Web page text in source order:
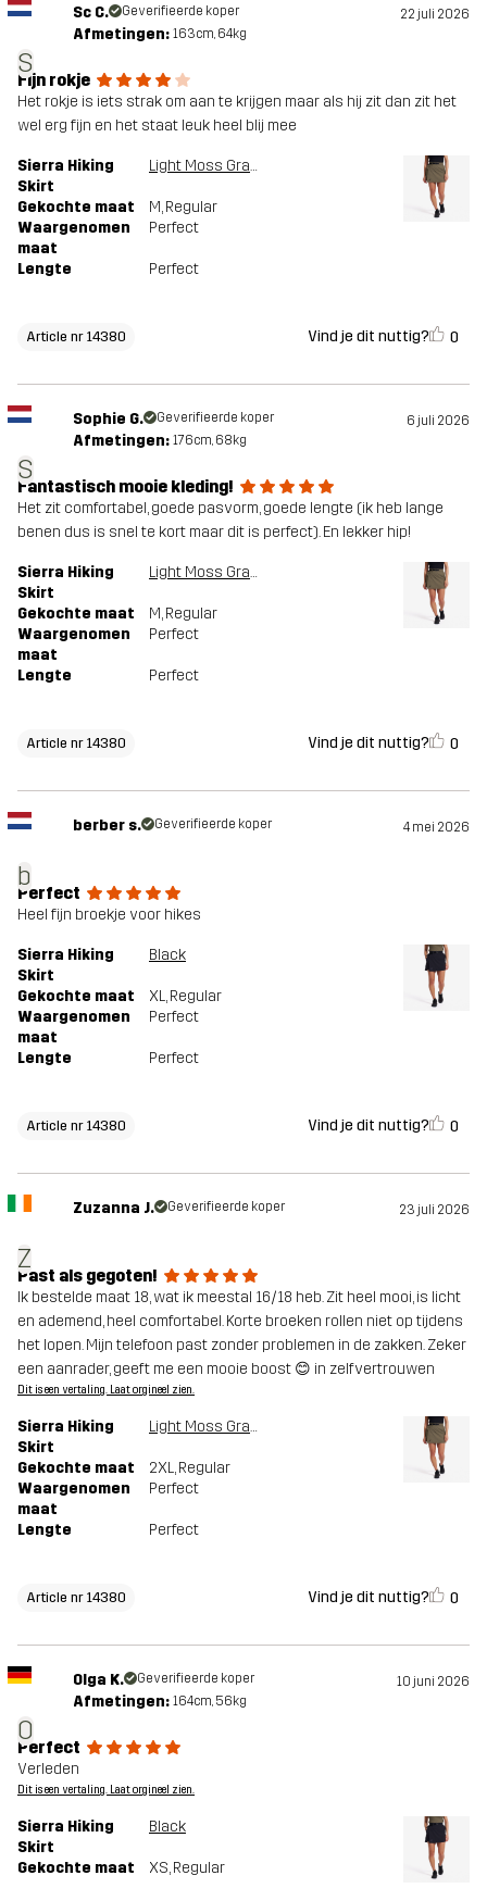
S
Sc C. Geverifieerde koper 22 juli 2026
Afmetingen: 163cm, 64kg
Fijn rokje
Het rokje is iets strak om aan te krijgen maar als hij zit dan zit het
wel erg fijn en het staat leuk heel blij mee
Sierra Hiking
Skirt
Light Moss Gray
Gekochte maat M, Regular
Waargenomen
maat
Perfect
Lengte Perfect
Article nr 14380 Vind je dit nuttig? 0
S
Sophie G. Geverifieerde koper 6 juli 2026
Afmetingen: 176cm, 68kg
Fantastisch mooie kleding!
Het zit comfortabel, goede pasvorm, goede lengte (ik heb lange
benen dus is snel te kort maar dit is perfect). En lekker hip!
Sierra Hiking
Skirt
Light Moss Gray
Gekochte maat M, Regular
Waargenomen
maat
Perfect
Lengte Perfect
Article nr 14380 Vind je dit nuttig? 0
b
berber s. Geverifieerde koper 4 mei 2026
Perfect
Heel fijn broekje voor hikes
Sierra Hiking
Skirt
Black
Gekochte maat XL, Regular
Waargenomen
maat
Perfect
Lengte Perfect
Article nr 14380 Vind je dit nuttig? 0
Z
Zuzanna J. Geverifieerde koper 23 juli 2026
Past als gegoten!
Ik bestelde maat 18, wat ik meestal 16/18 heb. Zit heel mooi, is licht
en ademend, heel comfortabel. Korte broeken rollen niet op tijdens
het lopen. Mijn telefoon past zonder problemen in de zakken. Zeker
een aanrader, geeft me een mooie boost 😊 in zelfvertrouwen
Dit is een vertaling. Laat orgineel zien.
Sierra Hiking
Skirt
Light Moss Gray
Gekochte maat 2XL, Regular
Waargenomen
maat
Perfect
Lengte Perfect
Article nr 14380 Vind je dit nuttig? 0
O
Olga K. Geverifieerde koper 10 juni 2026
Afmetingen: 164cm, 56kg
Perfect
Verleden
Dit is een vertaling. Laat orgineel zien.
Sierra Hiking
Skirt
Black
Gekochte maat XS, Regular